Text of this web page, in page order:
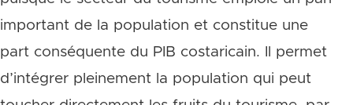
important de la population et constitue une
part conséquente du PIB costaricain. Il permet
d’intégrer pleinement la population qui peut